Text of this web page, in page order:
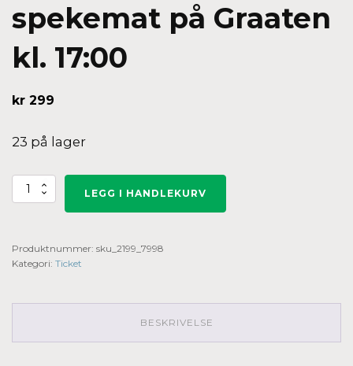
spekemat på Graaten
kl. 17:00
kr 299
23 på lager
Billett:
Utdrag
Fjelli"
og
Graaten
LEGG I HANDLEKURV
Produktnummer: sku_2199_7998
Kategori: Ticket
BESKRIVELSE